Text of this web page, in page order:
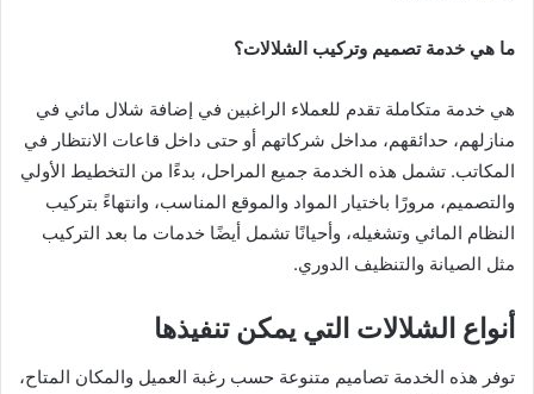
ما هي خدمة تصميم وتركيب الشلالات؟
هي خدمة متكاملة تقدم للعملاء الراغبين في إضافة شلال مائي في
منازلهم، حدائقهم، مداخل شركاتهم أو حتى داخل قاعات الانتظار في
المكاتب. تشمل هذه الخدمة جميع المراحل، بدءًا من التخطيط الأولي
والتصميم، مرورًا باختيار المواد والموقع المناسب، وانتهاءً بتركيب
النظام المائي وتشغيله، وأحيانًا تشمل أيضًا خدمات ما بعد التركيب
مثل الصيانة والتنظيف الدوري.
أنواع الشلالات التي يمكن تنفيذها
توفر هذه الخدمة تصاميم متنوعة حسب رغبة العميل والمكان المتاح،